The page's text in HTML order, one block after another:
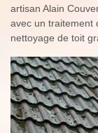
artisan Alain
avec un traitement
nettoyage de toit